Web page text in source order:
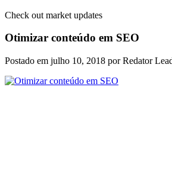
Check out market updates
Otimizar conteúdo em SEO
Postado em julho 10, 2018 por Redator